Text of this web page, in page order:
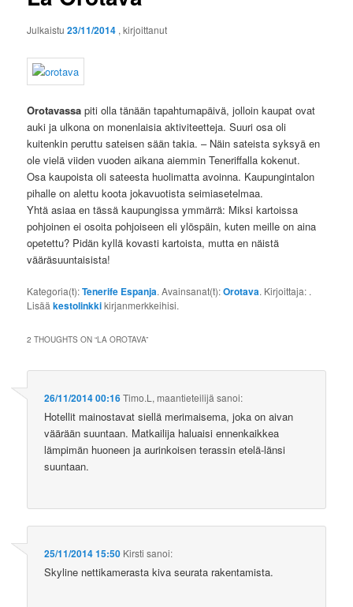
Julkaistu23/11/2014 , kirjoittanut
Orotavassa piti olla tänään tapahtumapäivä, jolloin kaupat ovat
auki ja ulkona on monenlaisia aktiviteetteja. Suuri osa oli
kuitenkin peruttu sateisen sään takia. – Näin sateista syksyä en
ole vielä viiden vuoden aikana aiemmin Teneriffalla kokenut.
Osa kaupoista oli sateesta huolimatta avoinna. Kaupungintalon
pihalle on alettu koota jokavuotista seimiasetelmaa.
Yhtä asiaa en tässä kaupungissa ymmärrä: Miksi kartoissa
pohjoinen ei osoita pohjoiseen eli ylöspäin, kuten meille on aina
opetettu? Pidän kyllä kovasti kartoista, mutta en näistä
vääräsuuntaisista!
Kategoria(t):Tenerife Espanja. Avainsanat(t):Orotava. Kirjoittaja: .
Lisääkestolinkkikirjanmerkkeihisi.
2 THOUGHTS ON “LA OROTAVA”
26/11/2014 00:16Timo.L, maantieteilijä sanoi:
Hotellit mainostavat siellä merimaisema, joka on aivan
väärään suuntaan. Matkailija haluaisi ennenkaikkea
lämpimän huoneen ja aurinkoisen terassin etelä-länsi
suuntaan.
25/11/2014 15:50 Kirsti sanoi:
Skyline nettikamerasta kiva seurata rakentamista.